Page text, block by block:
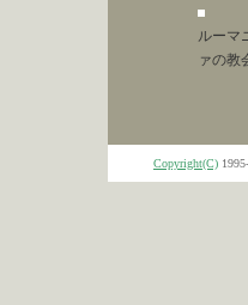
ルーマ
ァの教
Copyright(C)